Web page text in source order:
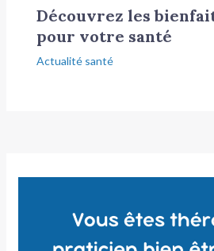
Découvrez les
pour votre santé
Actualité santé